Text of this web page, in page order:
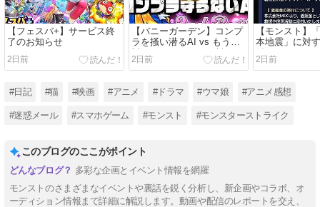
【フェスバ+】サービス終
了のお知らせ
2日前
【バニーガーデン】コンプ
ラを掻い潜るAI vs もう絶
対にミスをしないと誓った
運営【メタスト】
2日前
【モンスト】
本地震」に対
付とチャリテ
実施について
2日前
#日記 #猫 #映画 #アニメ #ドラマ #ウマ娘 #アニメ感想
#迷惑メール #スマホゲーム #モンスト #モンスターストライク
このブログのここがポイント
多彩な企画とイベント情報を網羅
モンストのさまざまなイベントや裏話を鋭く分析し、新企画やコラボ、オ
ーディション情報まで詳細に解説します。動画や配信のレポートを交え、